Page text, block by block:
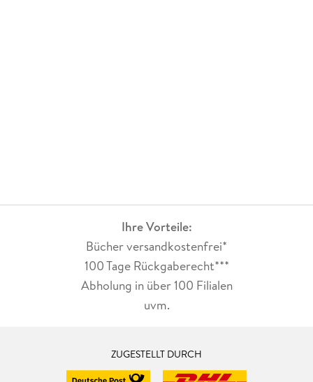
Ihre Vorteile:
Bücher versandkostenfrei*
100 Tage Rückgaberecht***
Abholung in über 100 Filialen
uvm.
ZUGESTELLT DURCH